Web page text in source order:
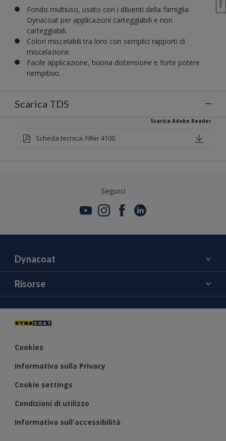
Fondo multiuso, usato con i diluenti della famiglia
Dynacoat per applicazioni carteggiabili e non
carteggiabili.
Colori miscelabili tra loro con semplici rapporti di
miscelazione.
Facile applicazione, buona distensione e forte potere
riempitivo.
Scarica TDS
Scarica Adobe Reader
Scheda tecnica: Filler 4100
Seguici
Dynacoat
Chi siamo
Contattaci
Notizie ed Eventi
Risorse
Cookies
Informativa sulla Privacy
Cookie settings
Condizioni di utilizzo
Informativa sull'accessibilità